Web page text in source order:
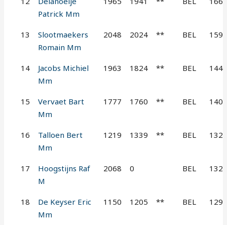
Patrick Mm
13
Slootmaekers
Romain Mm
2048 2024 ** BEL 159
14
Jacobs Michiel
Mm
1963 1824 ** BEL 144
15
Vervaet Bart
Mm
1777 1760 ** BEL 140
16
Talloen Bert
Mm
1219 1339 ** BEL 132
17
Hoogstijns Raf
M
2068 0 BEL 132
18
De Keyser Eric
Mm
1150 1205 ** BEL 129